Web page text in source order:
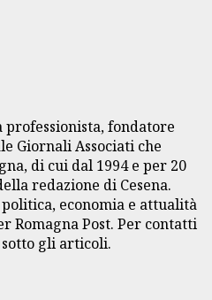
fondatore
Giornali Associati che
di cui dal 1994 e per 20
redazione di Cesena.
economia e attualità
Romagna Post. Per contatti
gli articoli.